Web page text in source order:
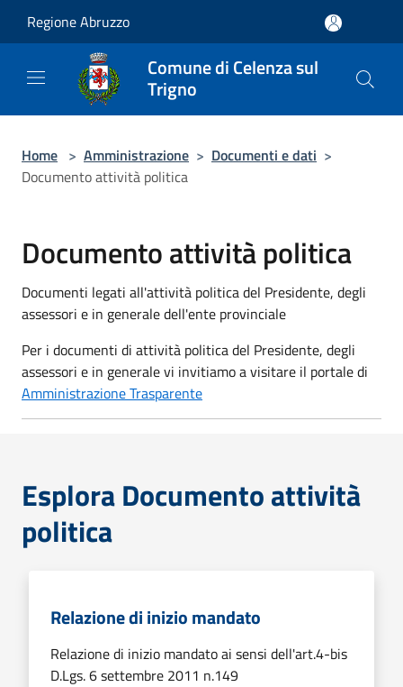
Regione Abruzzo
Comune di Celenza sul
Trigno
Home > Amministrazione > Documenti e dati >
Documento attività politica
Documento attività politica
Documenti legati all'attività politica del Presidente, degli
assessori e in generale dell'ente provinciale
Per i documenti di attività politica del Presidente, degli
assessori e in generale vi invitiamo a visitare il portale di
Amministrazione Trasparente
Esplora Documento attività
politica
Relazione di inizio mandato
Relazione di inizio mandato ai sensi dell'art.4-bis
D.Lgs. 6 settembre 2011 n.149